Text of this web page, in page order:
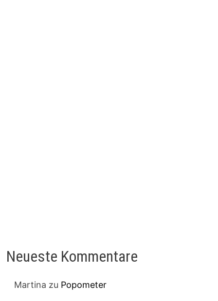
Neueste Kommentare
Martina zu Popometer